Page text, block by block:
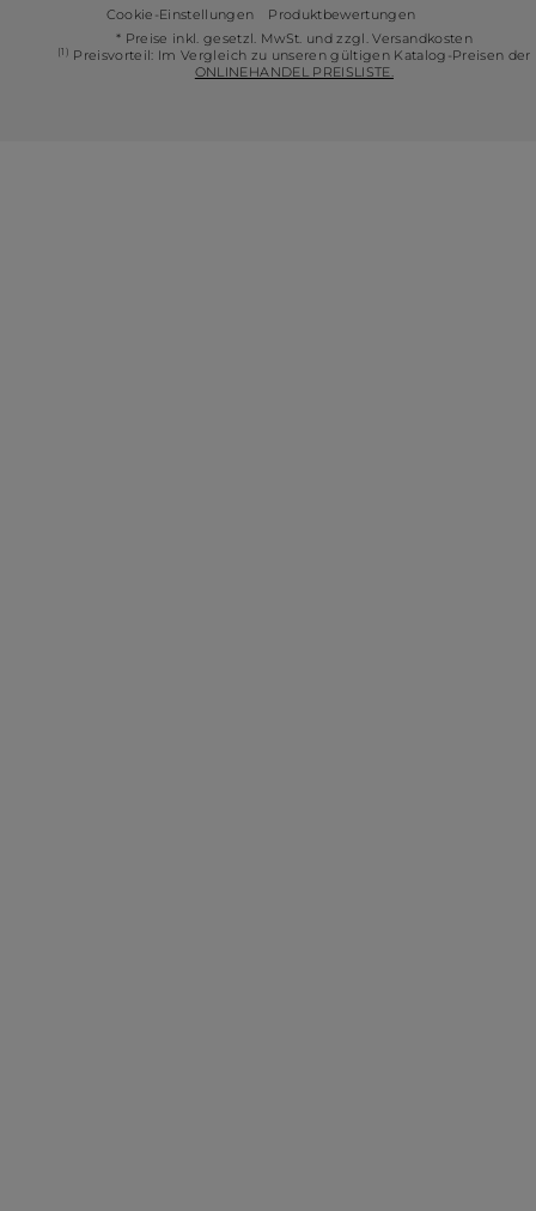
Cookie-Einstellungen
Produktbewertungen
* Preise inkl. gesetzl. MwSt. und zzgl. Versandkosten
(1) Preisvorteil: Im Vergleich zu unseren gültigen Katalog-Preisen der
ONLINEHANDEL PREISLISTE.